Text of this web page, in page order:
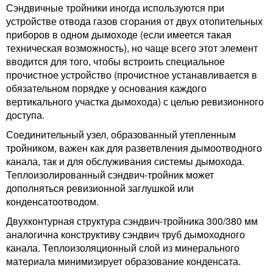
Сэндвичные тройники иногда используются при
устройстве отвода газов сгорания от двух отопительных
приборов в одном дымоходе (если имеется такая
техническая возможность), но чаще всего этот элемент
вводится для того, чтобы встроить специальное
прочистное устройство (прочистное устанавливается в
обязательном порядке у основания каждого
вертикального участка дымохода) с целью ревизионного
доступа.
Соединительный узел, образованный утепленным
тройником, важен как для разветвления дымоотводного
канала, так и для обслуживания системы дымохода.
Теплоизолированный сэндвич-тройник может
дополняться ревизионной заглушкой или
конденсатоотводом.
Двухконтурная структура сэндвич-тройника 300/380 мм
аналогична конструктиву сэндвич труб дымоходного
канала. Теплоизоляционный слой из минерального
материала минимизирует образование конденсата.